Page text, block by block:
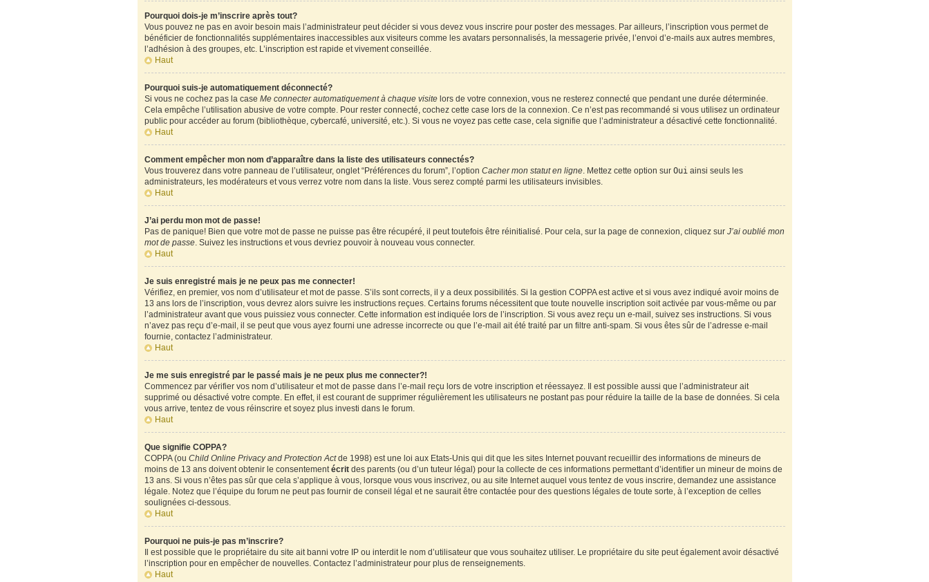
Pourquoi dois-je m’inscrire après tout?
Vous pouvez ne pas en avoir besoin mais l’administrateur peut décider si vous devez vous inscrire pour poster des messages. Par ailleurs, l’inscription vous permet de
bénéficier de fonctionnalités supplémentaires inaccessibles aux visiteurs comme les avatars personnalisés, la messagerie privée, l’envoi d’e-mails aux autres membres,
l’adhésion à des groupes, etc. L’inscription est rapide et vivement conseillée.
Haut
Pourquoi suis-je automatiquement déconnecté?
Si vous ne cochez pas la case Me connecter automatiquement à chaque visitelors de votre connexion, vous ne resterez connecté que pendant une durée déterminée.
Cela empêche l’utilisation abusive de votre compte. Pour rester connecté, cochez cette case lors de la connexion. Ce n’est pas recommandé si vous utilisez un ordinateur
public pour accéder au forum (bibliothèque, cybercafé, université, etc.). Si vous ne voyez pas cette case, cela signifie que l’administrateur a désactivé cette fonctionnalité.
Haut
Comment empêcher mon nom d’apparaître dans la liste des utilisateurs connectés?
Vous trouverez dans votre panneau de l’utilisateur, onglet “Préférences du forum”, l’option Cacher mon statut en ligne. Mettez cette option sur Ouiainsi seuls les
administrateurs, les modérateurs et vous verrez votre nom dans la liste. Vous serez compté parmi les utilisateurs invisibles.
Haut
J’ai perdu mon mot de passe!
Pas de panique! Bien que votre mot de passe ne puisse pas être récupéré, il peut toutefois être réinitialisé. Pour cela, sur la page de connexion, cliquez sur J’ai oublié mon
mot de passe. Suivez les instructions et vous devriez pouvoir à nouveau vous connecter.
Haut
Je suis enregistré mais je ne peux pas me connecter!
Vérifiez, en premier, vos nom d’utilisateur et mot de passe. S’ils sont corrects, il y a deux possibilités. Si la gestion COPPA est active et si vous avez indiqué avoir moins de
13 ans lors de l’inscription, vous devrez alors suivre les instructions reçues. Certains forums nécessitent que toute nouvelle inscription soit activée par vous-même ou par
l’administrateur avant que vous puissiez vous connecter. Cette information est indiquée lors de l’inscription. Si vous avez reçu un e-mail, suivez ses instructions. Si vous
n’avez pas reçu d’e-mail, il se peut que vous ayez fourni une adresse incorrecte ou que l’e-mail ait été traité par un filtre anti-spam. Si vous êtes sûr de l’adresse e-mail
fournie, contactez l’administrateur.
Haut
Je me suis enregistré par le passé mais je ne peux plus me connecter?!
Commencez par vérifier vos nom d’utilisateur et mot de passe dans l’e-mail reçu lors de votre inscription et réessayez. Il est possible aussi que l’administrateur ait
supprimé ou désactivé votre compte. En effet, il est courant de supprimer régulièrement les utilisateurs ne postant pas pour réduire la taille de la base de données. Si cela
vous arrive, tentez de vous réinscrire et soyez plus investi dans le forum.
Haut
Que signifie COPPA?
COPPA (ou Child Online Privacy and Protection Actde 1998) est une loi aux Etats-Unis qui dit que les sites Internet pouvant recueillir des informations de mineurs de
moins de 13 ans doivent obtenir le consentementécritdes parents (ou d’un tuteur légal) pour la collecte de ces informations permettant d’identifier un mineur de moins de
13 ans. Si vous n’êtes pas sûr que cela s’applique à vous, lorsque vous vous inscrivez, ou au site Internet auquel vous tentez de vous inscrire, demandez une assistance
légale. Notez que l’équipe du forum ne peut pas fournir de conseil légal et ne saurait être contactée pour des questions légales de toute sorte, à l’exception de celles
soulignées ci-dessous.
Haut
Pourquoi ne puis-je pas m’inscrire?
Il est possible que le propriétaire du site ait banni votre IP ou interdit le nom d’utilisateur que vous souhaitez utiliser. Le propriétaire du site peut également avoir désactivé
l’inscription pour en empêcher de nouvelles. Contactez l’administrateur pour plus de renseignements.
Haut